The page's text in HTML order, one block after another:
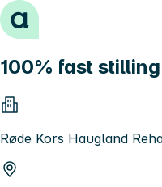
Hopp til innhold
100% fast
Røde Kors Haugland